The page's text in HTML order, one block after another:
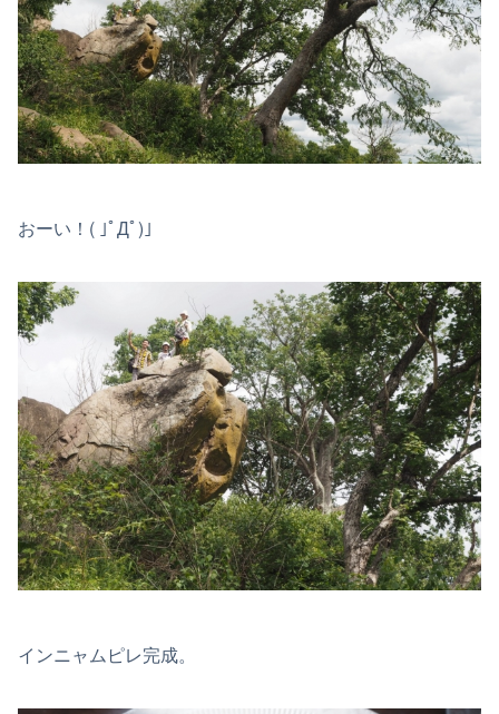
おーい！( ｣ﾟДﾟ)｣
インニャムピレ完成。